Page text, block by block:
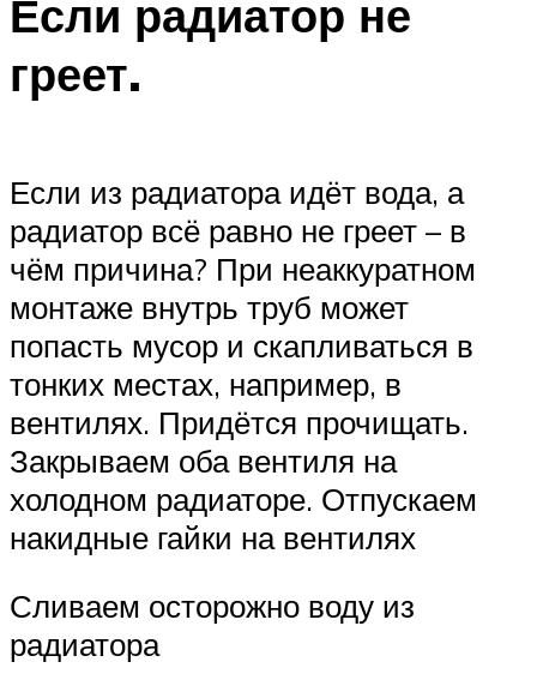
Если радиатор не
греет.
Если из радиатора идёт вода, а
радиатор всё равно не греет – в
чём причина? При неаккуратном
монтаже внутрь труб может
попасть мусор и скапливаться в
тонких местах, например, в
вентилях. Придётся прочищать.
Закрываем оба вентиля на
холодном радиаторе. Отпускаем
накидные гайки на вентилях
Сливаем осторожно воду из
радиатора